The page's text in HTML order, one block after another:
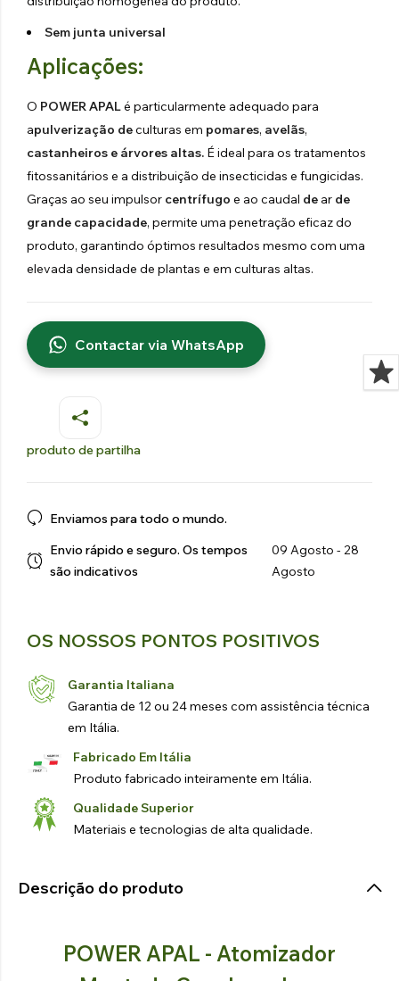
Sem junta universal
Aplicações:
O POWER APALé particularmente adequado para
apulverização deculturas em pomares, avelãs,
castanheiros e árvores altas. É ideal para os tratamentos
fitossanitários e a distribuição de insecticidas e fungicidas.
Graças ao seu impulsor centrífugo e ao caudal de ar de
grande capacidade, permite uma penetração eficaz do
produto, garantindo óptimos resultados mesmo com uma
elevada densidade de plantas e em culturas altas.
Contactar via WhatsApp
produto de partilha
Enviamos para todo o mundo.
Envio rápido e seguro. Os tempos
são indicativos
09 Agosto - 28
Agosto
OS NOSSOS PONTOS POSITIVOS
Garantia Italiana
Garantia de 12 ou 24 meses com assistência técnica
em Itália.
Fabricado Em Itália
Produto fabricado inteiramente em Itália.
Qualidade Superior
Materiais e tecnologias de alta qualidade.
Descrição do produto
POWER APAL - Atomizador